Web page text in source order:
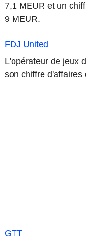
7,1 MEUR et un
9 MEUR.
FDJ United
L'opérateur de jeux
son chiffre d'affaires
GTT